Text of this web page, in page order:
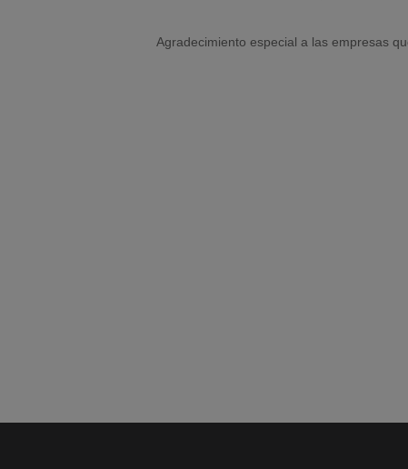
Agradecimiento especial a las empresas